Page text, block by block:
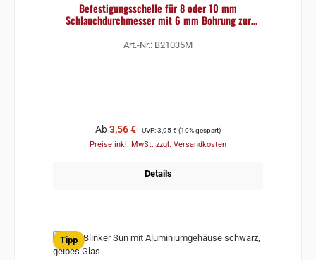
Befestigungsschelle für 8 oder 10 mm
Schlauchdurchmesser mit 6 mm Bohrung zur
Art.-Nr.: B21035M
Verkaufspreis:
Ab3,56 € Regulärer Preis:
UVP:3,95 €(10% gespart)
Preise inkl. MwSt. zzgl. Versandkosten
Details
Tipp